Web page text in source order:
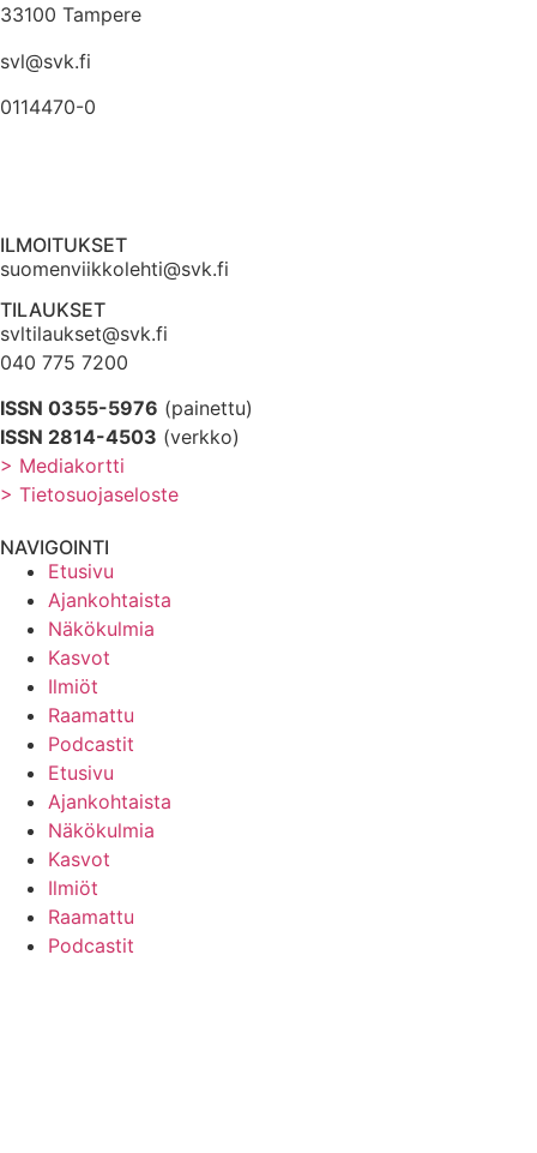
33100 Tampere
svl@svk.fi
0114470-0
ILMOITUKSET
suomenviikkolehti@svk.fi
TILAUKSET
svltilaukset@svk.fi
040 775 7200
ISSN 0355-5976 (painettu)
ISSN 2814-4503 (verkko)
> Mediakortti
> Tietosuojaseloste
NAVIGOINTI
Etusivu
Ajankohtaista
Näkökulmia
Kasvot
Ilmiöt
Raamattu
Podcastit
Etusivu
Ajankohtaista
Näkökulmia
Kasvot
Ilmiöt
Raamattu
Podcastit